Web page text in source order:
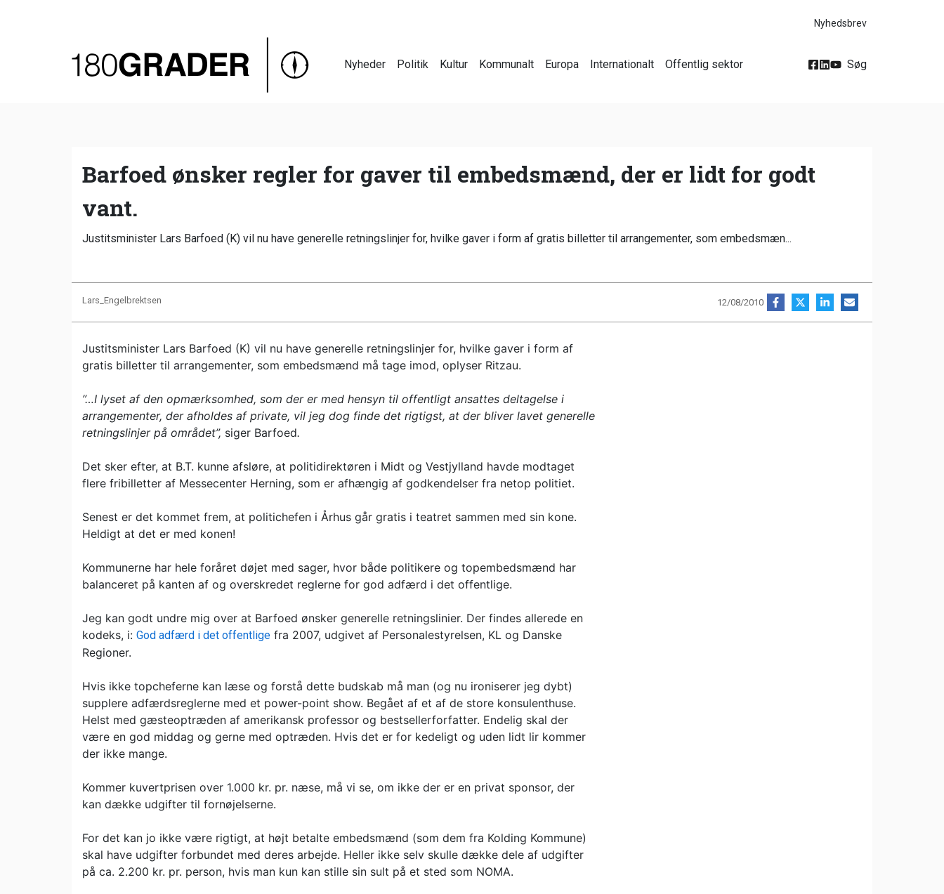
Nyhedsbrev
Nyheder Politik Kultur Kommunalt Europa Internationalt Offentlig sektor Søg
Barfoed ønsker regler for gaver til embedsmænd, der er lidt for godt
vant.
Justitsminister Lars Barfoed (K) vil nu have generelle retningslinjer for, hvilke gaver i form af gratis billetter til arrangementer, som embedsmæn...
Lars_Engelbrektsen 12/08/2010
Justitsminister Lars Barfoed (K) vil nu have generelle retningslinjer for, hvilke gaver i form af
gratis billetter til arrangementer, som embedsmænd må tage imod, oplyser Ritzau.
”…I lyset af den opmærksomhed, som der er med hensyn til offentligt ansattes deltagelse i
arrangementer, der afholdes af private, vil jeg dog finde det rigtigst, at der bliver lavet generelle
retningslinjer på området”, siger Barfoed.
Det sker efter, at B.T. kunne afsløre, at politidirektøren i Midt og Vestjylland havde modtaget
flere fribilletter af Messecenter Herning, som er afhængig af godkendelser fra netop politiet.
Senest er det kommet frem, at politichefen i Århus går gratis i teatret sammen med sin kone.
Heldigt at det er med konen!
Kommunerne har hele foråret døjet med sager, hvor både politikere og topembedsmænd har
balanceret på kanten af og overskredet reglerne for god adfærd i det offentlige.
Jeg kan godt undre mig over at Barfoed ønsker generelle retningslinier. Der findes allerede en
kodeks, i: God adfærd i det offentlige fra 2007, udgivet af Personalestyrelsen, KL og Danske
Regioner.
Hvis ikke topcheferne kan læse og forstå dette budskab må man (og nu ironiserer jeg dybt)
supplere adfærdsreglerne med et power-point show. Begået af et af de store konsulenthuse.
Helst med gæsteoptræden af amerikansk professor og bestsellerforfatter. Endelig skal der
være en god middag og gerne med optræden. Hvis det er for kedeligt og uden lidt lir kommer
der ikke mange.
Kommer kuvertprisen over 1.000 kr. pr. næse, må vi se, om ikke der er en privat sponsor, der
kan dække udgifter til fornøjelserne.
For det kan jo ikke være rigtigt, at højt betalte embedsmænd (som dem fra Kolding Kommune)
skal have udgifter forbundet med deres arbejde. Heller ikke selv skulle dække dele af udgifter
på ca. 2.200 kr. pr. person, hvis man kun kan stille sin sult på et sted som NOMA.